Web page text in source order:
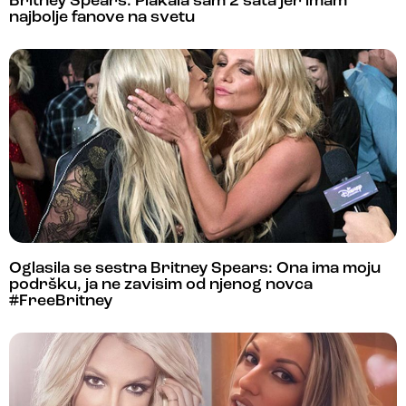
najbolje fanove na svetu
Oglasila se sestra Britney Spears: Ona ima moju
podršku, ja ne zavisim od njenog novca
#FreeBritney